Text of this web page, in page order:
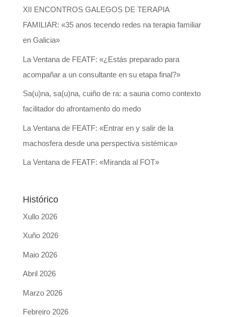
XII ENCONTROS GALEGOS DE TERAPIA
FAMILIAR: «35 anos tecendo redes na terapia familiar
en Galicia»
La Ventana de FEATF: «¿Estás preparado para
acompañar a un consultante en su etapa final?»
Sa(u)na, sa(u)na, cuiño de ra: a sauna como contexto
facilitador do afrontamento do medo
La Ventana de FEATF: «Entrar en y salir de la
machosfera desde una perspectiva sistémica»
La Ventana de FEATF: «Miranda al FOT»
Histórico
Xullo 2026
Xuño 2026
Maio 2026
Abril 2026
Marzo 2026
Febreiro 2026